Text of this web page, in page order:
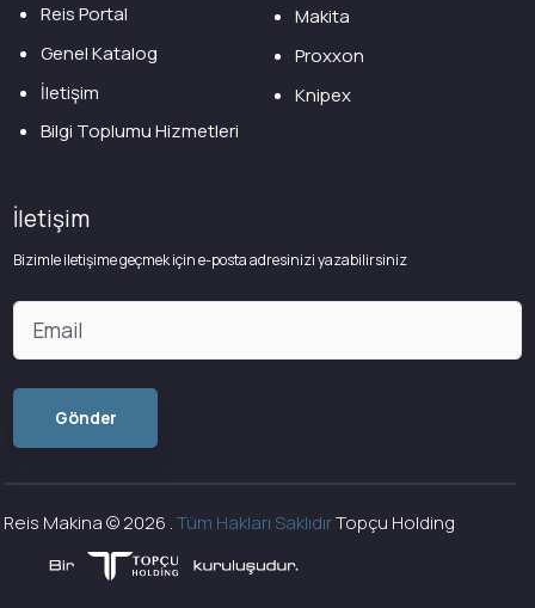
Reis Portal
Genel Katalog
İletişim
Bilgi Toplumu Hizmetleri
Makita
Proxxon
Knipex
İletişim
Bizimle iletişime geçmek için e-posta adresinizi yazabilirsiniz
Reis Makina ©2026 .Tüm Hakları SaklıdırTopçu Holding